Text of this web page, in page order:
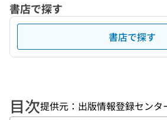
書店で探す
書店で探す
目次提供元：出版情報登録センタ